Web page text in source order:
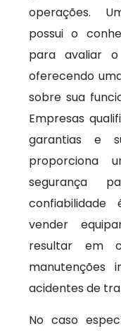
operações.
possui o
para avaliar o
oferecendo
sobre sua
Empresas
garantias e
proporciona
segurança
vender
resultar em
manutenções
acidentes de
No caso